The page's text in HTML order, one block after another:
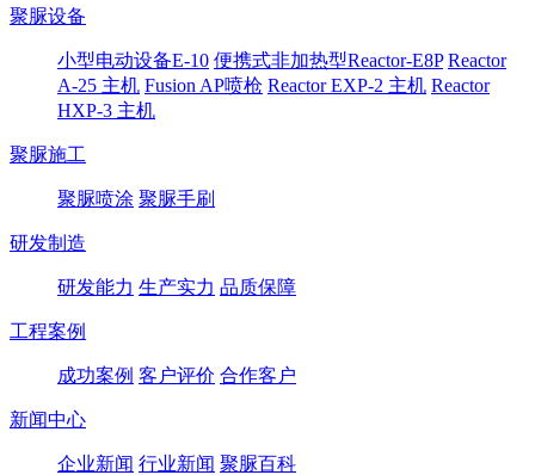
聚脲设备
小型电动设备E-10 便携式非加热型Reactor-E8P Reactor
A-25 主机 Fusion AP喷枪 Reactor EXP-2 主机 Reactor
HXP-3 主机
聚脲施工
聚脲喷涂 聚脲手刷
研发制造
研发能力 生产实力 品质保障
工程案例
成功案例 客户评价 合作客户
新闻中心
企业新闻 行业新闻 聚脲百科